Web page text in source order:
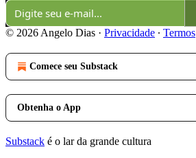
© 2026 Angelo Dias · Privacidade ∙ Termos
Comece seu Substack
Obtenha o App
Substack é o lar da grande cultura